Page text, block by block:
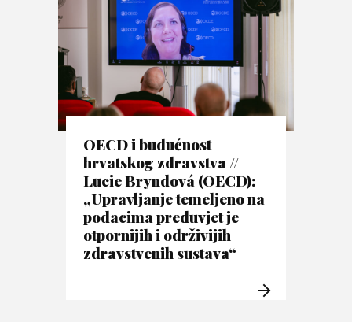
OECD i budućnost
hrvatskog zdravstva //
Lucie Bryndová (OECD):
„Upravljanje temeljeno na
podacima preduvjet je
otpornijih i održivijih
zdravstvenih sustava“